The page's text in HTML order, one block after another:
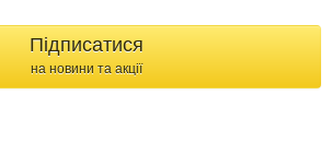
Підписатися
на новини та акції